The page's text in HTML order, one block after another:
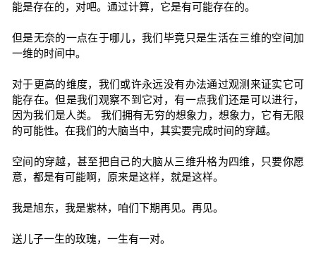
能是存在的，对吧。通过计算，它是有可能存在的。
但是无奈的一点在于哪儿，我们毕竟只是生活在三维的空间加
一维的时间中。
对于更高的维度，我们或许永远没有办法通过观测来证实它可
能存在。但是我们观察不到它对，有一点我们还是可以进行，
因为我们是人类。 我们拥有无穷的想象力，想象力，它有无限
的可能性。在我们的大脑当中，其实要完成时间的穿越。
空间的穿越，甚至把自己的大脑从三维升格为四维，只要你愿
意，都是有可能啊，原来是这样，就是这样。
我是旭东，我是紫林，咱们下期再见。再见。
送儿子一生的玫瑰，一生有一对。